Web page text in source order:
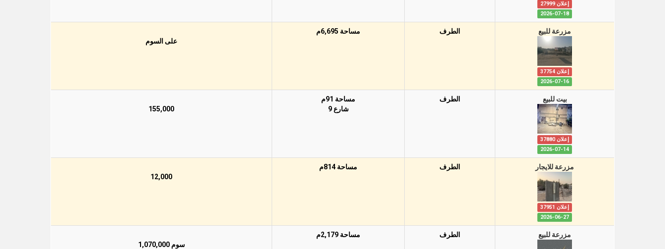
إعلان 27999
2026-07-18
مزرعة للبيع
إعلان 37754
2026-07-16
الطرف
مساحة 6,695م
على السوم
بيت للبيع
إعلان 37880
2026-07-14
الطرف
مساحة 91م
شارع 9
155,000
مزرعة للايجار
إعلان 37951
2026-06-27
الطرف
مساحة 814م
12,000
مزرعة للبيع الطرف
مساحة 2,179م
سوم 1,070,000